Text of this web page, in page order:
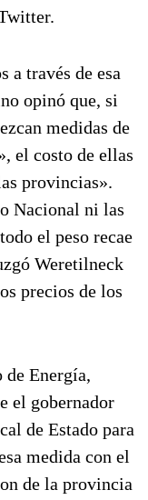
a través de esa
opinó que, si
medidas de
el costo de ellas
provincias».
Nacional ni las
el peso recae
Weretilneck
precios de los
de Energía,
el gobernador
de Estado para
medida con el
de la provincia